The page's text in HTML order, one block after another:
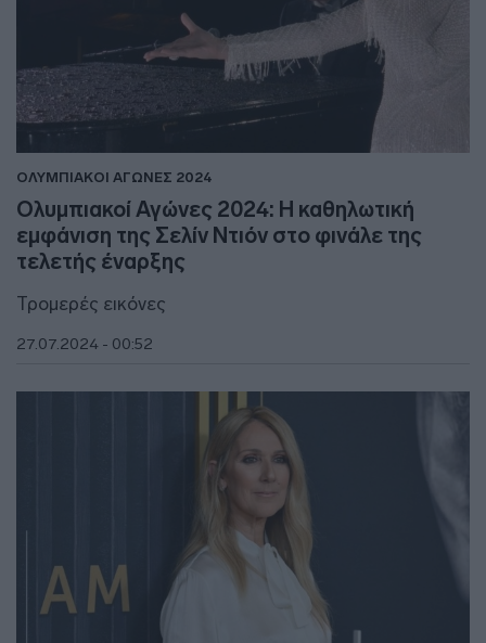
ΟΛΥΜΠΙΑΚΟΙ ΑΓΩΝΕΣ 2024
Ολυμπιακοί Αγώνες 2024: Η καθηλωτική
εμφάνιση της Σελίν Ντιόν στο φινάλε της
τελετής έναρξης
Τρομερές εικόνες
27.07.2024 - 00:52